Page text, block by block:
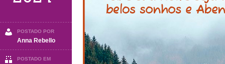
POSTADO POR
Anna Rebello
POSTADO EM